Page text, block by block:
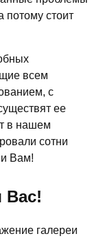
потому стоит
всем
с
ее
в нашем
сотни
Вам!